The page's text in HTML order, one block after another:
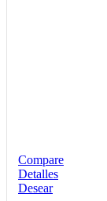
Compare
Detalles
Desear